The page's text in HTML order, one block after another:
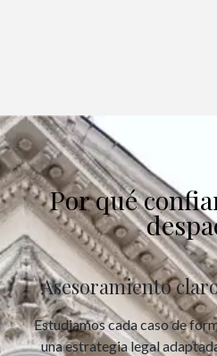
Por qué
Asesoramiento
Estudiamos cada caso de
una estrategia legal